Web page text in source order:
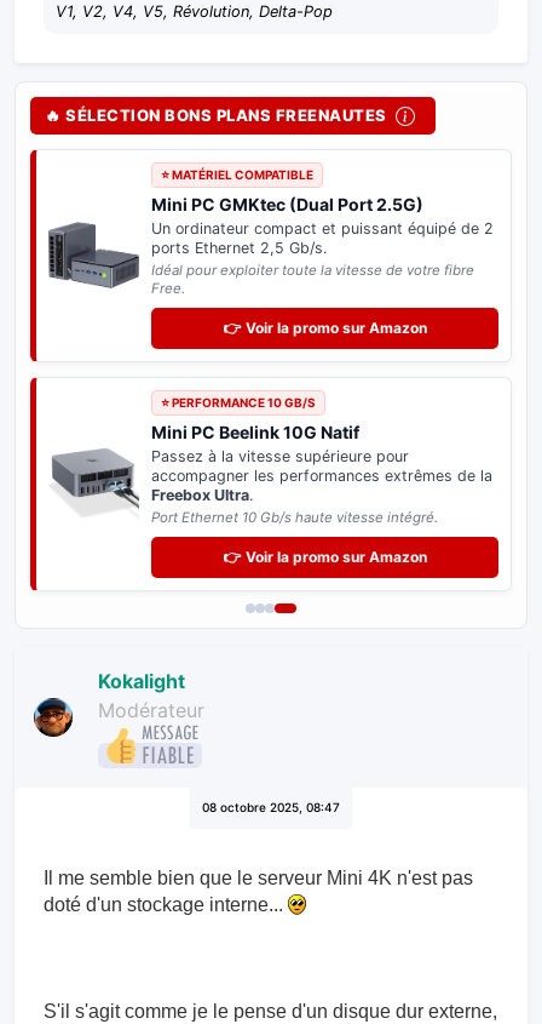
V1, V2, V4, V5, Révolution, Delta-Pop
🔥 SÉLECTION BONS PLANS FREENAUTES
⭐ MATÉRIEL COMPATIBLE
Mini PC GMKtec (Dual Port 2.5G)
Un ordinateur compact et puissant équipé de 2
ports Ethernet 2,5 Gb/s.
Idéal pour exploiter toute la vitesse de votre fibre
Free.
👉 Voir la promo sur Amazon
⭐ PERFORMANCE 10 GB/S
Mini PC Beelink 10G Natif
Passez à la vitesse supérieure pour
accompagner les performances extrêmes de la
Freebox Ultra.
Port Ethernet 10 Gb/s haute vitesse intégré.
👉 Voir la promo sur Amazon
Kokalight
Modérateur
08 octobre 2025, 08:47
Il me semble bien que le serveur Mini 4K n'est pas
doté d'un stockage interne...
S'il s'agit comme je le pense d'un disque dur externe,